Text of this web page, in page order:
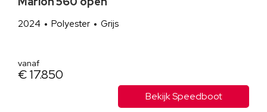
2024 Polyester Grijs
vanaf
€ 17.850
Bekijk Speedboot